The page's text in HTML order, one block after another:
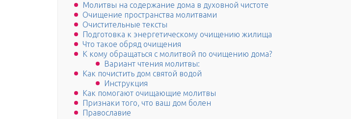
Молитвы на содержание дома в духовной чистоте
Очищение пространства молитвами
Очистительные тексты
Подготовка к энергетическому очищению жилища
Что такое обряд очищения
К кому обращаться с молитвой по очищению дома?
Вариант чтения молитвы:
Как почистить дом святой водой
Инструкция
Как помогают очищающие молитвы
Признаки того, что ваш дом болен
Православие